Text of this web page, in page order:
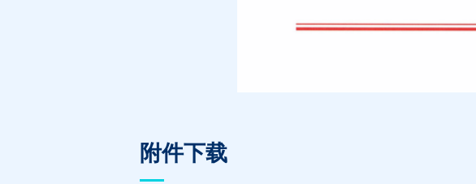
附件下载